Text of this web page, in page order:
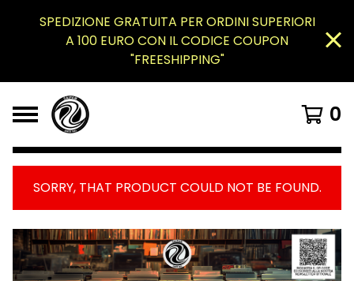
SPEDIZIONE GRATUITA PER ORDINI SUPERIORI
A 100 EURO CON IL CODICE COUPON
"FREESHIPPING"
0
SORRY, THAT PRODUCT COULD NOT BE FOUND.